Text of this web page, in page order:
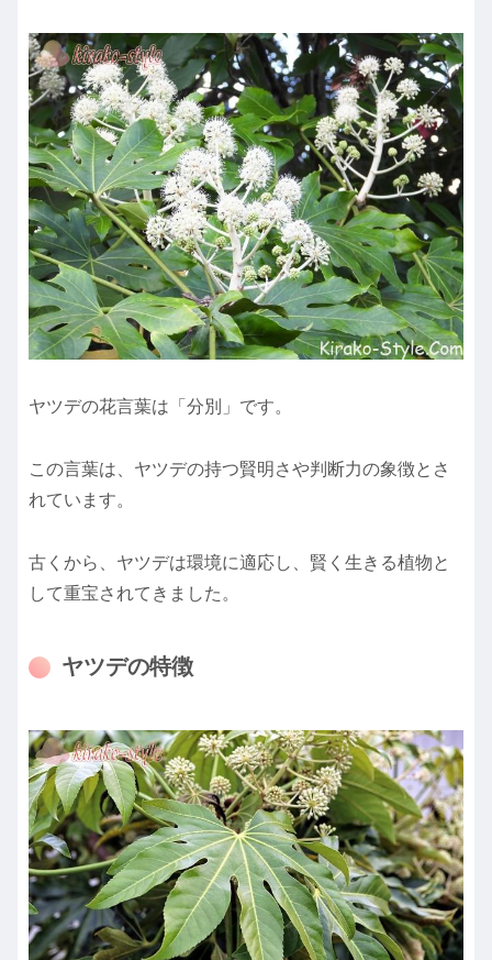
ヤツデの花言葉は「分別」です。
この言葉は、ヤツデの持つ賢明さや判断力の象徴とさ
れています。
古くから、ヤツデは環境に適応し、賢く生きる植物と
して重宝されてきました。
ヤツデの特徴